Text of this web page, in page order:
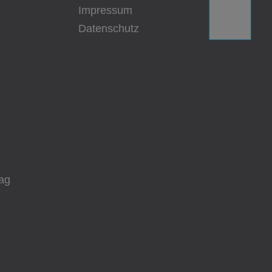
Impressum
Datenschutz